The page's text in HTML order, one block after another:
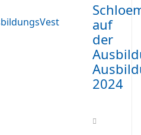
auf
der
2024